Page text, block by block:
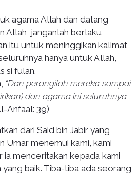
agama Allah dan datang
Allah, janganlah berlaku
itu untuk meninggikan kalimat
hanya untuk Allah,
si fulan.
“Dan perangilah mereka sampai
dan agama ini seluruhnya
Anfaal: 39)
dari Said bin Jabir yang
Umar menemui kami, kami
ia menceritakan kepada kami
baik. Tiba-tiba ada seorang